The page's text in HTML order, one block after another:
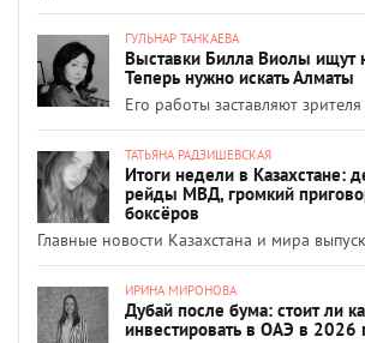
ГУЛЬНАР ТАНКАЕВА
Выставки Билла Виолы ищут
Теперь нужно искать Алматы
Его работы заставляют
ТАТЬЯНА РАДЗИШЕВСКАЯ
Итоги недели в Казахстане:
рейды МВД, громкий
боксёров
Главные новости Казахстана и мира
ИРИНА МИРОНОВА
Дубай после бума: стоит ли
инвестировать в ОАЭ в 2026